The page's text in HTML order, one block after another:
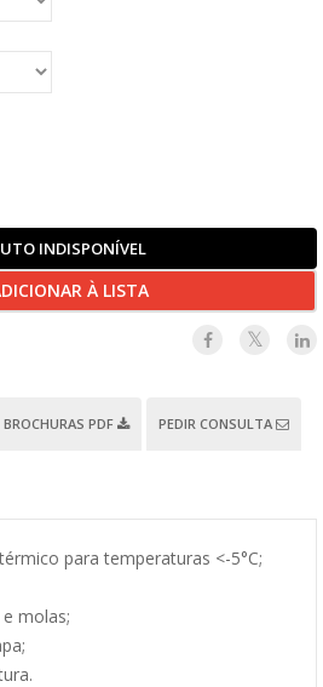
INDISPONÍVEL
À LISTA
BROCHURAS PDF PEDIR CONSULTA
para temperaturas <-5°C;
molas;